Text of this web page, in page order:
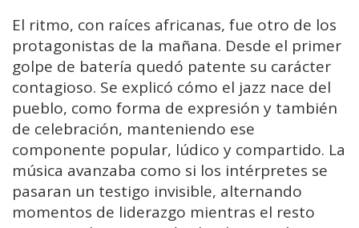
El ritmo, con raíces africanas, fue otro de los
protagonistas de la mañana. Desde el primer
golpe de batería quedó patente su carácter
contagioso. Se explicó cómo el jazz nace del
pueblo, como forma de expresión y también
de celebración, manteniendo ese
componente popular, lúdico y compartido. La
música avanzaba como si los intérpretes se
pasaran un testigo invisible, alternando
momentos de liderazgo mientras el resto